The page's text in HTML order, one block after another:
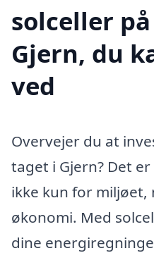
solceller
Gjern, du
ved
Overvejer du at
taget i Gjern? Det
ikke kun for miljøet,
økonomi. Med
dine